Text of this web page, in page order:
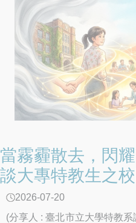
當霧霾散去，閃
談大專特教生之
2026-07-20
(分享人 : 臺北市立大學特教